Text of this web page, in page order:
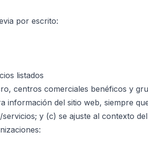
por escrito:
listados
centros comerciales benéficos y
del sitio web, siempre
y (c) se ajuste al contexto